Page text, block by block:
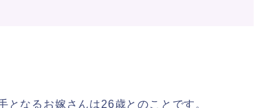
なるお嫁さんは26歳とのことです。